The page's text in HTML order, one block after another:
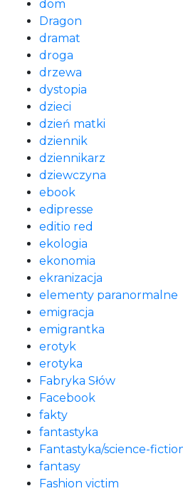
dom
Dragon
dramat
droga
drzewa
dystopia
dzieci
dzień matki
dziennik
dziennikarz
dziewczyna
ebook
edipresse
editio red
ekologia
ekonomia
ekranizacja
elementy paranormalne
emigracja
emigrantka
erotyk
erotyka
Fabryka Słów
Facebook
fakty
fantastyka
Fantastyka/science-
fantasy
Fashion victim